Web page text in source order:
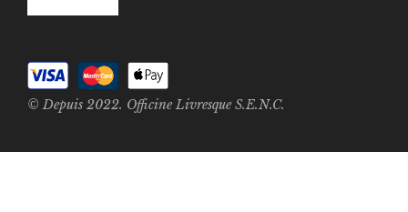
© Depuis 2022. Officine Livresque S.E.N.C.